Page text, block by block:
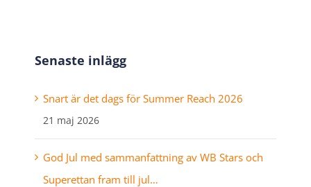
Senaste inlägg
Snart är det dags för Summer Reach 2026
21 maj 2026
God Jul med sammanfattning av WB Stars och
Superettan fram till jul…